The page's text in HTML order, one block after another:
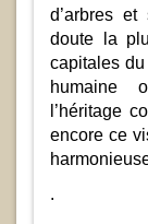
d’arbres et
doute la
capitales
humaine
l’héritage
encore ce
.